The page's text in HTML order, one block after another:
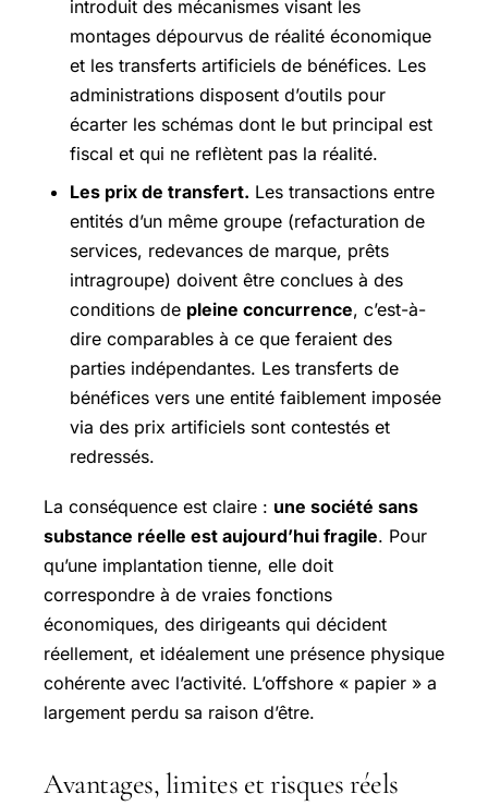
introduit des mécanismes visant les
montages dépourvus de réalité économique
et les transferts artificiels de bénéfices. Les
administrations disposent d’outils pour
écarter les schémas dont le but principal est
fiscal et qui ne reflètent pas la réalité.
Les prix de transfert. Les transactions entre
entités d’un même groupe (refacturation de
services, redevances de marque, prêts
intragroupe) doivent être conclues à des
conditions de pleine concurrence, c’est-à-
dire comparables à ce que feraient des
parties indépendantes. Les transferts de
bénéfices vers une entité faiblement imposée
via des prix artificiels sont contestés et
redressés.
La conséquence est claire : une société sans
substance réelle est aujourd’hui fragile. Pour
qu’une implantation tienne, elle doit
correspondre à de vraies fonctions
économiques, des dirigeants qui décident
réellement, et idéalement une présence physique
cohérente avec l’activité. L’offshore « papier » a
largement perdu sa raison d’être.
Avantages, limites et risques réels